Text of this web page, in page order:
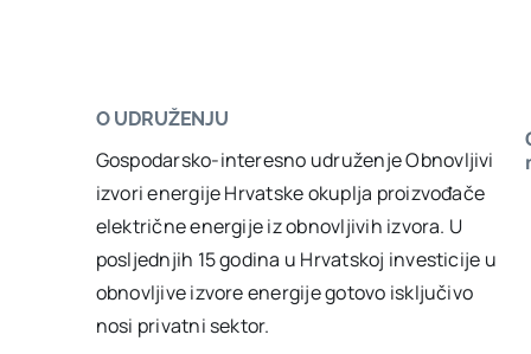
O UDRUŽENJU
Gospodarsko-interesno udruženje Obnovljivi
izvori energije Hrvatske okuplja proizvođače
električne energije iz obnovljivih izvora. U
posljednjih 15 godina u Hrvatskoj investicije u
obnovljive izvore energije gotovo isključivo
nosi privatni sektor.